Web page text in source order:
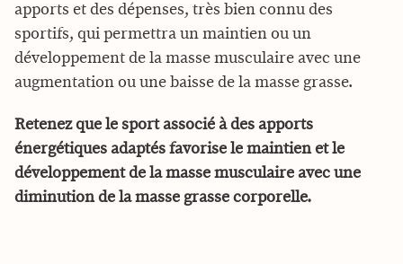
apports et des dépenses, très bien connu des
sportifs, qui permettra un maintien ou un
développement de la masse musculaire avec une
augmentation ou une baisse de la masse grasse.
Retenez que le sport associé à des apports
énergétiques adaptés favorise le maintien et le
développement de la masse musculaire avec une
diminution de la masse grasse corporelle.